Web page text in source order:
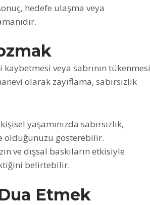
hedefe ulaşma veya
veya sabrının tükenmesi
olarak zayıflama, sabırsızlık
yaşamınızda sabırsızlık,
olduğunuzu gösterebilir.
ve dışsal baskıların etkisiyle
belirtebilir.
Etmek